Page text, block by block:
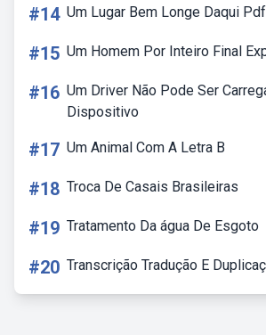
#14 Um Lugar Bem Longe Daqui Pdf
#15 Um Homem Por Inteiro Final
#16 Um Driver Não Pode Ser
Dispositivo
#17 Um Animal Com A Letra B
#18 Troca De Casais Brasileiras
#19 Tratamento Da água De Esgoto
#20 Transcrição Tradução E